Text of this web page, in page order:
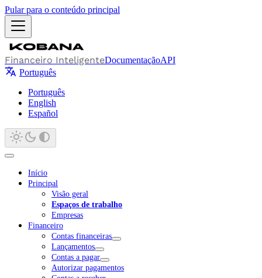
Pular para o conteúdo principal
Financeiro InteligenteDocumentaçãoAPI
Português
Português
English
Español
Início
Principal
Visão geral
Espaços de trabalho
Empresas
Financeiro
Contas financeiras
Lançamentos
Contas a pagar
Autorizar pagamentos